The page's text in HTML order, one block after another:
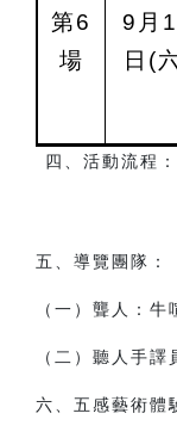
第6
場
9 月
日 (
四、活動流程：
五、導覽團隊：
（一）聾人：
（二）聽人手
六、五感藝術體